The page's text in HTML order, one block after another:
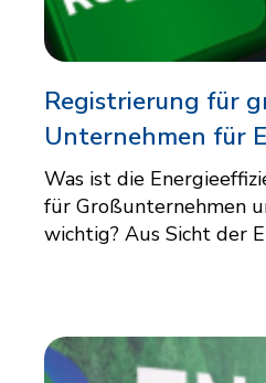
Registrierung für
Unternehmen für
Was ist die
für Großunternehmen
wichtig? Aus Sicht der